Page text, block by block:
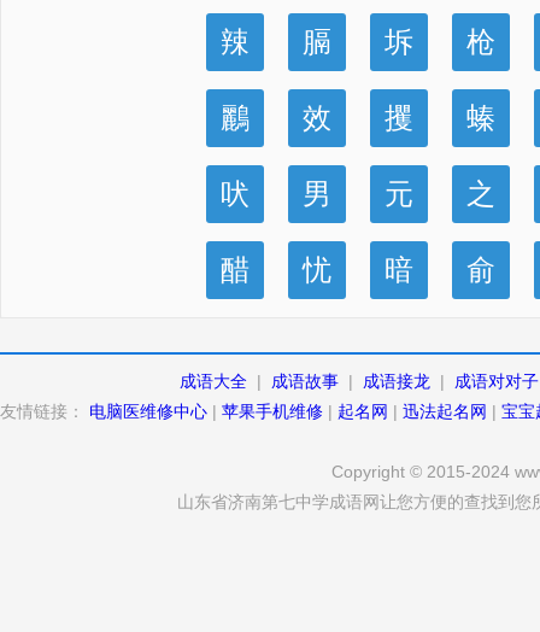
辣 膈 坼 枪
鸝 效 攫 螓
吠 男 元 之
醋 忧 暗 俞
成语大全 | 成语故事 | 成语接龙 |
成语对对子
友情链接：
电脑医维修中心 | 苹果手机维修 | 起名网 | 迅法起名网 | 宝宝
Copyright © 2015-2024
山东省济南第七中学成语网让您方便的查找到您